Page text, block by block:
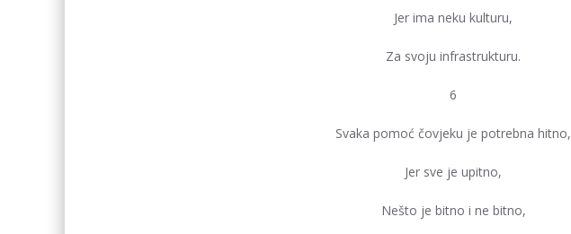
Jer ima neku kulturu,
Za svoju infrastrukturu.
6
Svaka pomoć čovjeku je potrebna hitno,
Jer sve je upitno,
Nešto je bitno i ne bitno,